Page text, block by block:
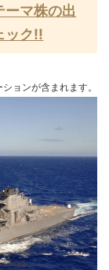
マ株の出
ック!!
ョンが含まれます。